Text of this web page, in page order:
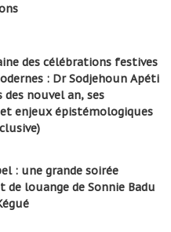
des célébrations festives
: Dr Sodjehoun Apéti
des nouvel an, ses
enjeux épistémologiques
: une grande soirée
de louange de Sonnie Badu